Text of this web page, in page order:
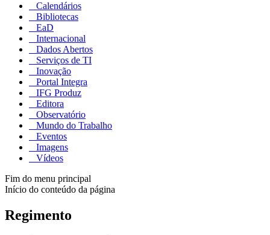
Calendários
Bibliotecas
EaD
Internacional
Dados Abertos
Serviços de TI
Inovação
Portal Integra
IFG Produz
Editora
Observatório
Mundo do Trabalho
Eventos
Imagens
Vídeos
Fim do menu principal
Início do conteúdo da página
Regimento